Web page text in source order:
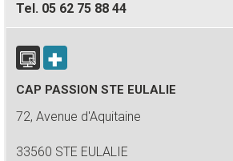
Tel. 05 62 75 88 44
CAP PASSION STE EULALIE
72, Avenue d'Aquitaine
33560 STE EULALIE